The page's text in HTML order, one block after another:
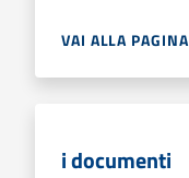
VAI ALLA PAGINA
i documenti